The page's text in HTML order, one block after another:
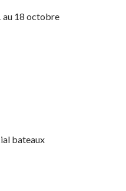
au 18 octobre
bateaux